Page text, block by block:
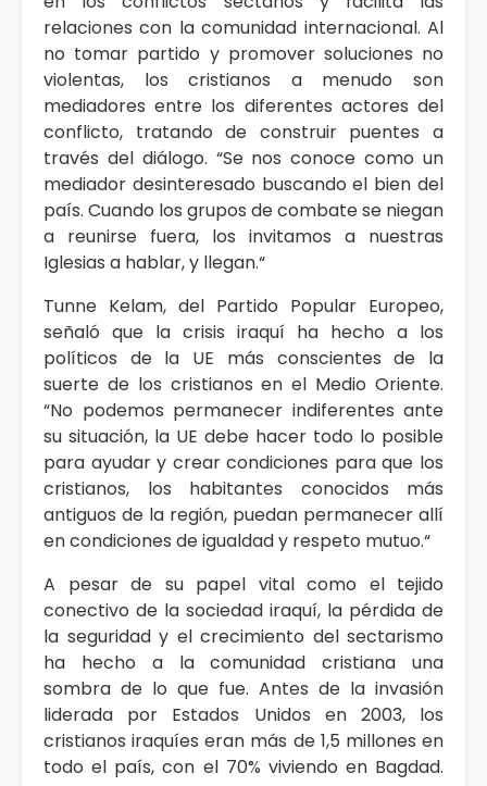
relaciones con la comunidad internacional. Al
no tomar partido y promover soluciones no
violentas, los cristianos a menudo son
mediadores entre los diferentes actores del
conflicto, tratando de construir puentes a
través del diálogo. “Se nos conoce como un
mediador desinteresado buscando el bien del
país. Cuando los grupos de combate se niegan
a reunirse fuera, los invitamos a nuestras
Iglesias a hablar, y llegan.“
Tunne Kelam, del Partido Popular Europeo,
señaló que la crisis iraquí ha hecho a los
políticos de la UE más conscientes de la
suerte de los cristianos en el Medio Oriente.
“No podemos permanecer indiferentes ante
su situación, la UE debe hacer todo lo posible
para ayudar y crear condiciones para que los
cristianos, los habitantes conocidos más
antiguos de la región, puedan permanecer allí
en condiciones de igualdad y respeto mutuo.“
A pesar de su papel vital como el tejido
conectivo de la sociedad iraquí, la pérdida de
la seguridad y el crecimiento del sectarismo
ha hecho a la comunidad cristiana una
sombra de lo que fue. Antes de la invasión
liderada por Estados Unidos en 2003, los
cristianos iraquíes eran más de 1,5 millones en
todo el país, con el 70% viviendo en Bagdad.